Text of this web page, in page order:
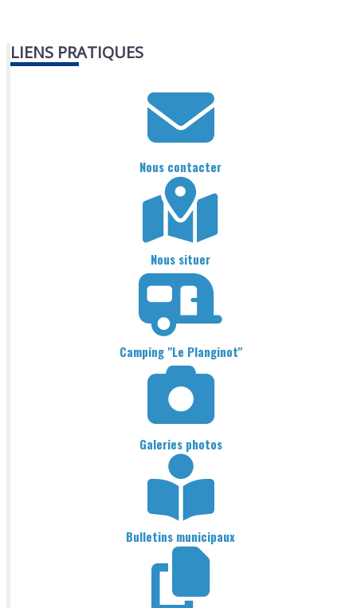
LIENS PRATIQUES
Nous contacter
Nous situer
Camping "Le Planginot"
Galeries photos
Bulletins municipaux